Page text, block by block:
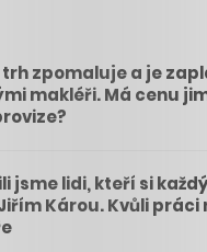
trh zpomaluje a je
makléři. Má cenu
jsme lidi, kteří si
Károu. Kvůli práci